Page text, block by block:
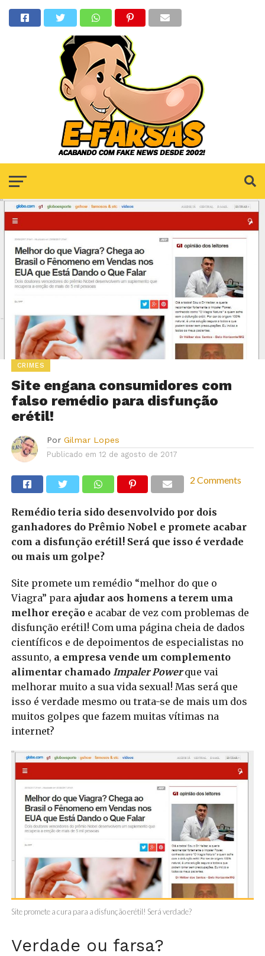
CRIMES
Site engana consumidores com
falso remédio para disfunção
erétil!
Por Gilmar Lopes
Publicado em 12 de agosto de 2017
2 Comments
Remédio teria sido desenvolvido por dois
ganhadores do Prêmio Nobel e promete acabar
com a disfunção erétil! Será que isso é verdade
ou mais um golpe?
Site promete um remédio “melhor do que o
Viagra” para ajudar aos homens a terem uma
melhor ereçãoe acabar de vez com problemas de
disfunção erétil! Com uma página cheia de dados
científicos e de depoimentos de especialistas no
assunto, a empresa vende um complemento
alimentar chamado Impaler Power que vai
melhorar muito a sua vida sexual! Mas será que
isso é verdade mesmo ou trata-se de mais um dos
muitos golpes que fazem muitas vítimas na
internet?
Site promete a cura para a disfunção erétil! Será verdade?
Verdade ou farsa?